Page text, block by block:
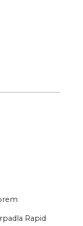
Rapid